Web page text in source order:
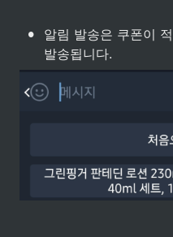
•
알림 발송은 쿠폰이
발송됩니다.